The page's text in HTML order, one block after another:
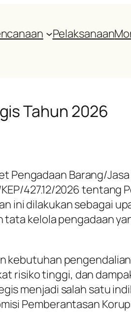
Pelaksanaan
Tahun 2026
Barang/
427.12/2026
ini dilakukan sebagai
kelola pengadaan
risiko tinggi, dan
menjadi salah satu
Pemberantasan